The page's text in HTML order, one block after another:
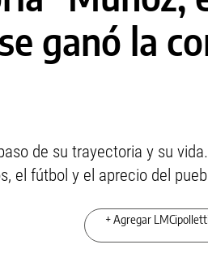
ganó la
de su trayectoria y su
el fútbol y el aprecio del
+ Agregar